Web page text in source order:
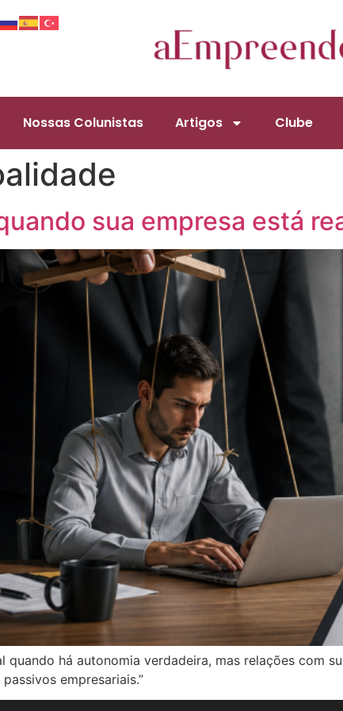
Nossas Colunistas Artigos Clube
sua empresa está
quando há autonomia verdadeira, mas relações com
empresariais.”